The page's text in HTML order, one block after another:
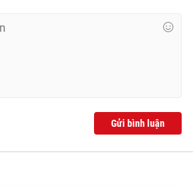
Gửi bình luận